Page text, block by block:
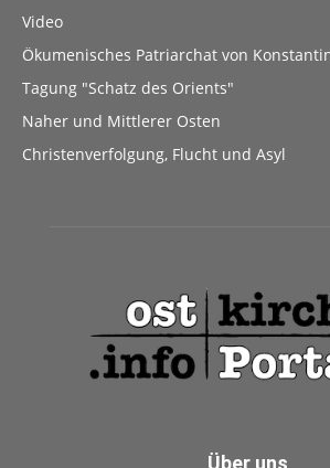
Video
Ökumenisches Patriarchat von
Tagung "Schatz des Orients"
Naher und Mittlerer Osten
Christenverfolgung, Flucht und Asyl
Über uns